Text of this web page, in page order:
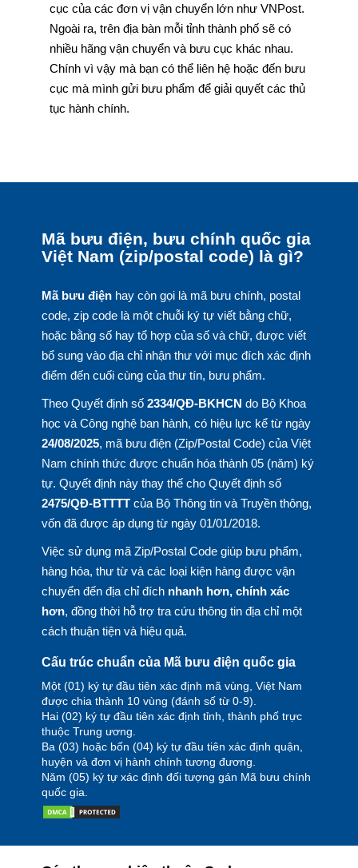
cục của các đơn vị vận chuyển lớn như VNPost.
Ngoài ra, trên địa bàn mỗi tỉnh thành phố sẽ có
nhiều hãng vận chuyển và bưu cục khác nhau.
Chính vì vậy mà bạn có thể liên hệ hoặc đến bưu
cục mà mình gửi bưu phẩm để giải quyết các thủ
tục hành chính.
Mã bưu điện, bưu chính quốc gia
Việt Nam (zip/postal code) là gì?
Mã bưu điệnhay còn gọi là mã bưu chính, postal
code, zip code là một chuỗi ký tự viết bằng chữ,
hoặc bằng số hay tổ hợp của số và chữ, được viết
bổ sung vào địa chỉ nhận thư với mục đích xác định
điểm đến cuối cùng của thư tín, bưu phẩm.
Theo Quyết định số 2334/QĐ-BKHCN do Bộ Khoa
học và Công nghệ ban hành, có hiệu lực kể từ ngày
24/08/2025, mã bưu điện (Zip/Postal Code) của Việt
Nam chính thức được chuẩn hóa thành 05 (năm) ký
tự. Quyết định này thay thế cho Quyết định số
2475/QĐ-BTTTTcủa Bộ Thông tin và Truyền thông,
vốn đã được áp dụng từ ngày 01/01/2018.
Việc sử dụng mã Zip/Postal Code giúp bưu phẩm,
hàng hóa, thư từ và các loại kiện hàng được vận
chuyển đến địa chỉ đích nhanh hơn, chính xác
hơn, đồng thời hỗ trợ tra cứu thông tin địa chỉ một
cách thuận tiện và hiệu quả.
Cấu trúc chuẩn của Mã bưu điện quốc gia
Một (01) ký tự đầu tiên xác định mã vùng, Việt Nam
được chia thành 10 vùng (đánh số từ 0-9).
Hai (02) ký tự đầu tiên xác định tỉnh, thành phố trực
thuộc Trung ương.
Ba (03) hoặc bốn (04) ký tự đầu tiên xác định quận,
huyện và đơn vị hành chính tương đương.
Năm (05) ký tự xác định đối tượng gán Mã bưu chính
quốc gia.